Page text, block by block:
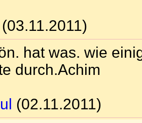
(03.11.2011)
hat was. wie
durch.Achim
(02.11.2011)